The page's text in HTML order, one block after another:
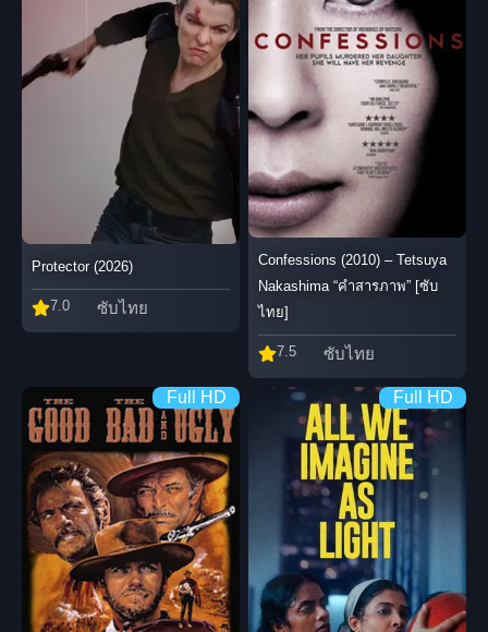
Protector (2026)
7.0 ซับไทย
Confessions (2010) – Tetsuya
Nakashima “คําสารภาพ” [ซับ
ไทย]
7.5 ซับไทย
Full HD Full HD